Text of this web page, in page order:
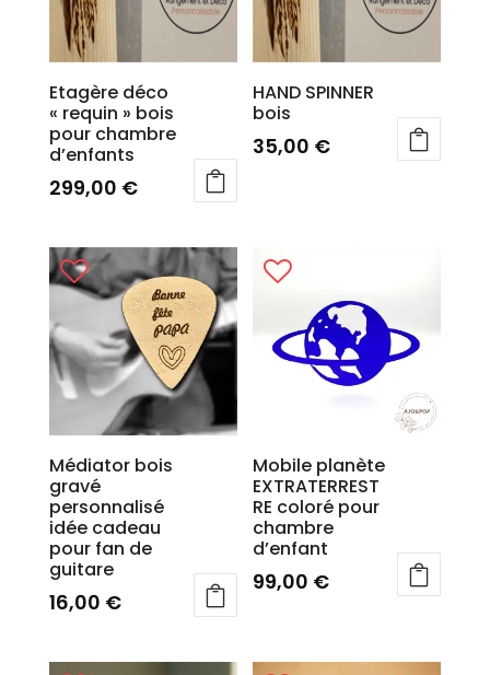
Etagère déco
« requin » bois
pour chambre
d’enfants
299,00 €
HAND SPINNER
bois
35,00 €
Médiator bois
gravé
personnalisé
idée cadeau
pour fan de
guitare
16,00 €
Mobile planète
EXTRATERREST
RE coloré pour
chambre
d’enfant
99,00 €